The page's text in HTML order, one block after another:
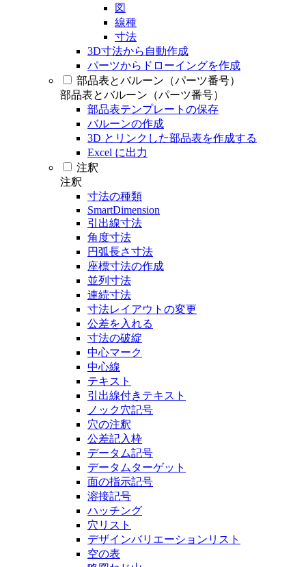
図
線種
寸法
3D寸法から自動作成
パーツからドローイングを作成
部品表とバルーン（パーツ番号）
部品表とバルーン（パーツ番号）
部品表テンプレートの保存
バルーンの作成
3D とリンクした部品表を作成する
Excel に出力
注釈
注釈
寸法の種類
SmartDimension
引出線寸法
角度寸法
円弧長さ寸法
座標寸法の作成
並列寸法
連続寸法
寸法レイアウトの変更
公差を入れる
寸法の破綻
中心マーク
中心線
テキスト
引出線付きテキスト
ノック穴記号
穴の注釈
公差記入枠
データム記号
データムターゲット
面の指示記号
溶接記号
ハッチング
穴リスト
デザインバリエーションリスト
空の表